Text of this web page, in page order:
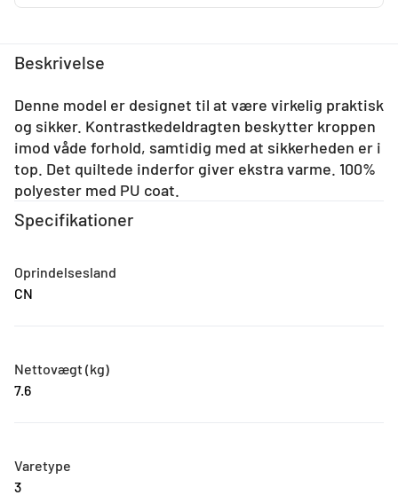
Beskrivelse
Denne model er designet til at være virkelig praktisk
og sikker. Kontrastkedeldragten beskytter kroppen
imod våde forhold, samtidig med at sikkerheden er i
top. Det quiltede inderfor giver ekstra varme. 100%
polyester med PU coat.
Specifikationer
Oprindelsesland
CN
Nettovægt (kg)
7.6
Varetype
3